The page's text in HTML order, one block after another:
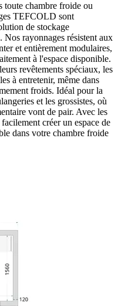
toute chambre froide ou
TEFCOLD sont
de stockage
rayonnages résistent aux
et entièrement modulaires,
à l'espace disponible.
revêtements spéciaux, les
à entretenir, même dans
froids. Idéal pour la
et les grossistes, où
vont de pair. Avec les
créer un espace de
dans votre chambre froide